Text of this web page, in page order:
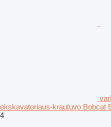
ekskavatoriaus-krautuvo Bobcat
4